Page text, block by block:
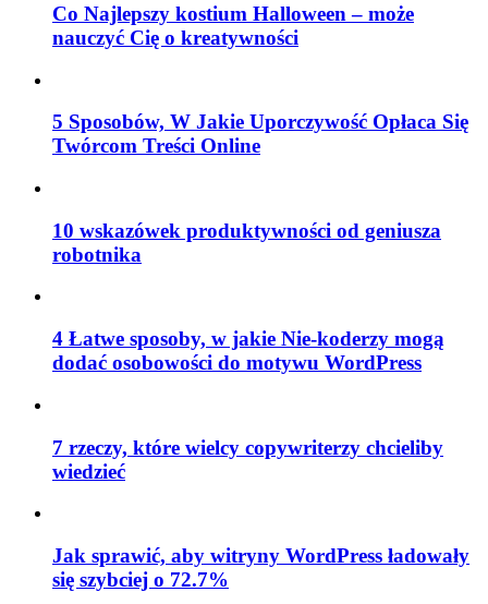
Co Najlepszy kostium Halloween – może
nauczyć Cię o kreatywności
5 Sposobów, W Jakie Uporczywość Opłaca Się
Twórcom Treści Online
10 wskazówek produktywności od geniusza
robotnika
4 Łatwe sposoby, w jakie Nie-koderzy mogą
dodać osobowości do motywu WordPress
7 rzeczy, które wielcy copywriterzy chcieliby
wiedzieć
Jak sprawić, aby witryny WordPress ładowały
się szybciej o 72.7%